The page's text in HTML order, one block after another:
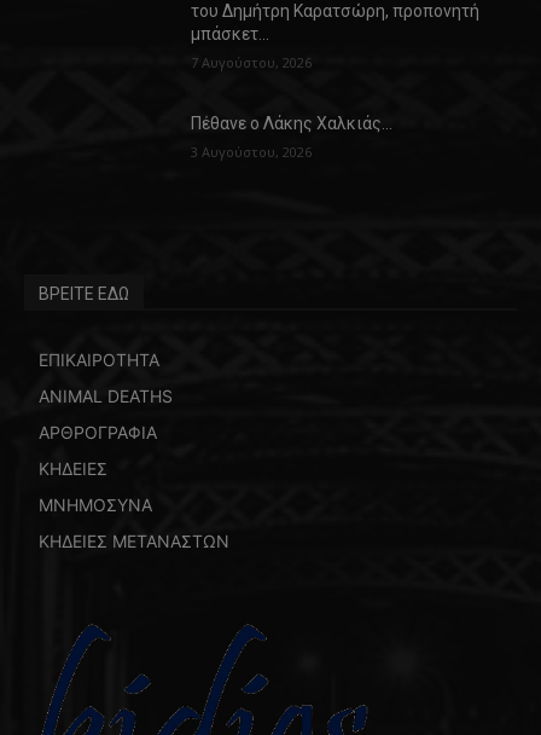
του Δημήτρη Καρατσώρη, προπονητή
μπάσκετ…
7 Αυγούστου, 2026
Πέθανε ο Λάκης Χαλκιάς…
3 Αυγούστου, 2026
ΒΡΕΙΤΕ ΕΔΩ
ΕΠΙΚΑΙΡΟΤΗΤΑ
ANIMAL DEATHS
ΑΡΘΡΟΓΡΑΦΙΑ
ΚΗΔΕΙΕΣ
ΜΝΗΜΟΣΥΝΑ
ΚΗΔΕΙΕΣ ΜΕΤΑΝΑΣΤΩΝ